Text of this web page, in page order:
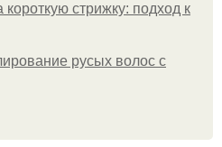
стрижку: подход к
русых волос с